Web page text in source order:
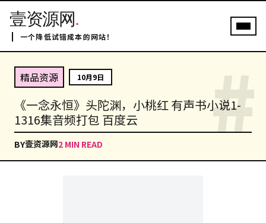
壹资源网.
一个降低试错成本的网站！
#
精品资源 10月9日
《一念永恒》头陀渊，小桃红 有声书小说1-
1316集音频打包 百度云
BY壹资源网2 MIN READ